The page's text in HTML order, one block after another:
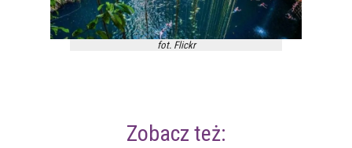
fot. Flickr
Zobacz też: